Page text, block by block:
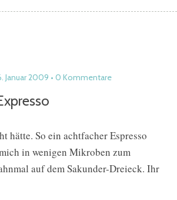
Januar 2009 0 Kommentare
hätte. So ein achtfacher Espresso
in wenigen Mikroben zum
auf dem Sakunder-Dreieck. Ihr